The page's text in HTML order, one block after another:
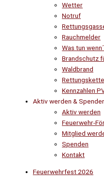
Wetter
Notruf
Rauchmelder
Was tun
Brandschutz
Waldbrand
Kennzahlen
Aktiv werden &
Aktiv werden
Feuerwehr-
Mitglied
Spenden
Kontakt
Feuerwehrfest 2026